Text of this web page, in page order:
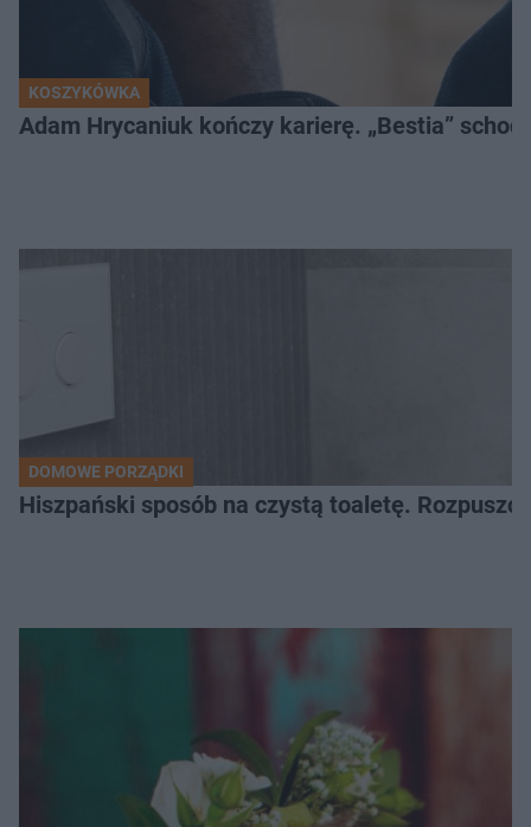
KOSZYKÓWKA
Adam Hrycaniuk kończy karierę. „Bestia”
DOMOWE PORZĄDKI
Hiszpański sposób na czystą toaletę.